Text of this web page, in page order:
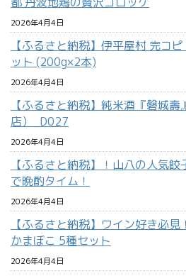
2026年4月4日
【ふるさと納税】伊平屋村 完コ
ット (200g×2本)
2026年4月4日
【ふるさと納税】純米酒『磐城
店）_D027
2026年4月4日
【ふるさと納税】！山八の人気餃
で晩酌タイム！
2026年4月4日
【ふるさと納税】ワイン好き必
かまぼこ 5種セット
2026年4月4日